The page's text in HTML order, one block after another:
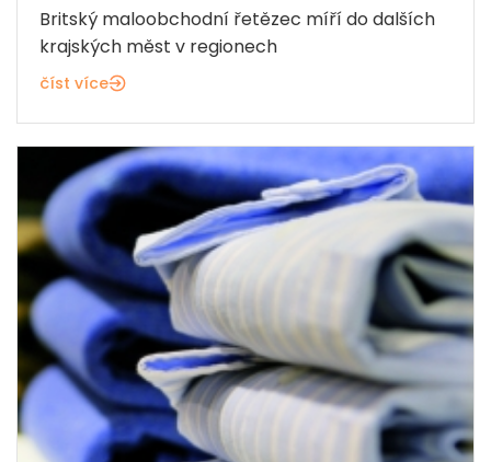
Britský maloobchodní řetězec míří do dalších
krajských měst v regionech
číst více